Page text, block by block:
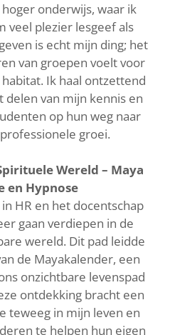
onderwijs, waar ik
veel plezier lesgeef als
is echt mijn ding; het
van groepen voelt voor
Ik haal ontzettend
delen van mijn kennis en
op hun weg naar
groei.
Wereld – Maya
en Hypnose
HR en het docentschap
gaan verdiepen in de
wereld. Dit pad leidde
de Mayakalender, een
onzichtbare levenspad
ontdekking bracht een
teweeg in mijn leven en
te helpen hun eigen